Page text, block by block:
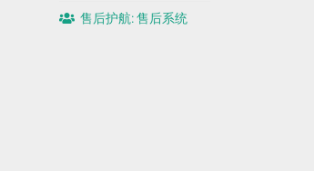
售后护航: 售后系统